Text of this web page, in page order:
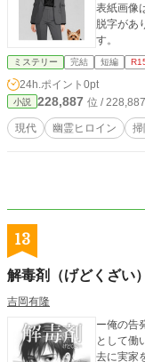
表紙画像
脱字があ
す。
ミステリー 完結 短編
24h.ポイント 0pt
小説 228,887 位 /
現代 幽霊ヒロイン 掃
13
解毒剤（げどくざい）
吉岡有隆
ー俺の告発文
として働
去に実家